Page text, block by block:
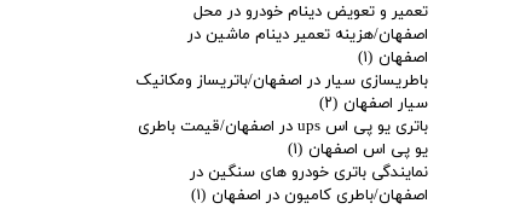
تعمیر و تعویض دینام خودرو در محل
اصفهان/هزینه تعمیر دینام ماشین در
اصفهان (۱)
باطریسازی سیار در اصفهان/باتریساز ومکانیک
سیار اصفهان (۲)
باتری یو پی اس ups در اصفهان/قیمت باطری
یو پی اس اصفهان (۱)
نمایندگی باتری خودرو های سنگین در
اصفهان/باطری کامیون در اصفهان (۱)